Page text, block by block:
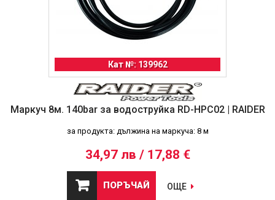
Кат №: 139962
Маркуч 8м. 140bar за водоструйка RD-HPC02 | RAIDER
за продукта: дължина на маркуча: 8 м
34,97 лв / 17,88 €
ПОРЪЧАЙ ОЩЕ